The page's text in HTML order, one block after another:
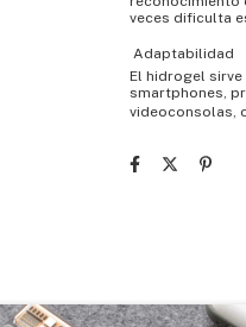
veces dificulta
 Adaptabilidad
El hidrogel
smartphones,
videoconsolas,